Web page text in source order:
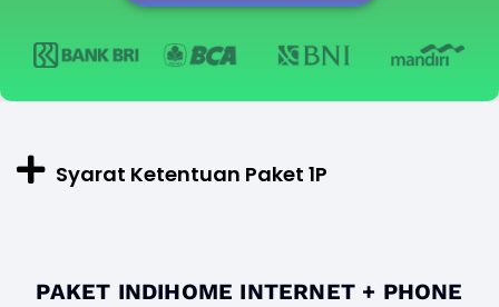
Syarat Ketentuan Paket 1P
PAKET INDIHOME INTERNET + PHONE